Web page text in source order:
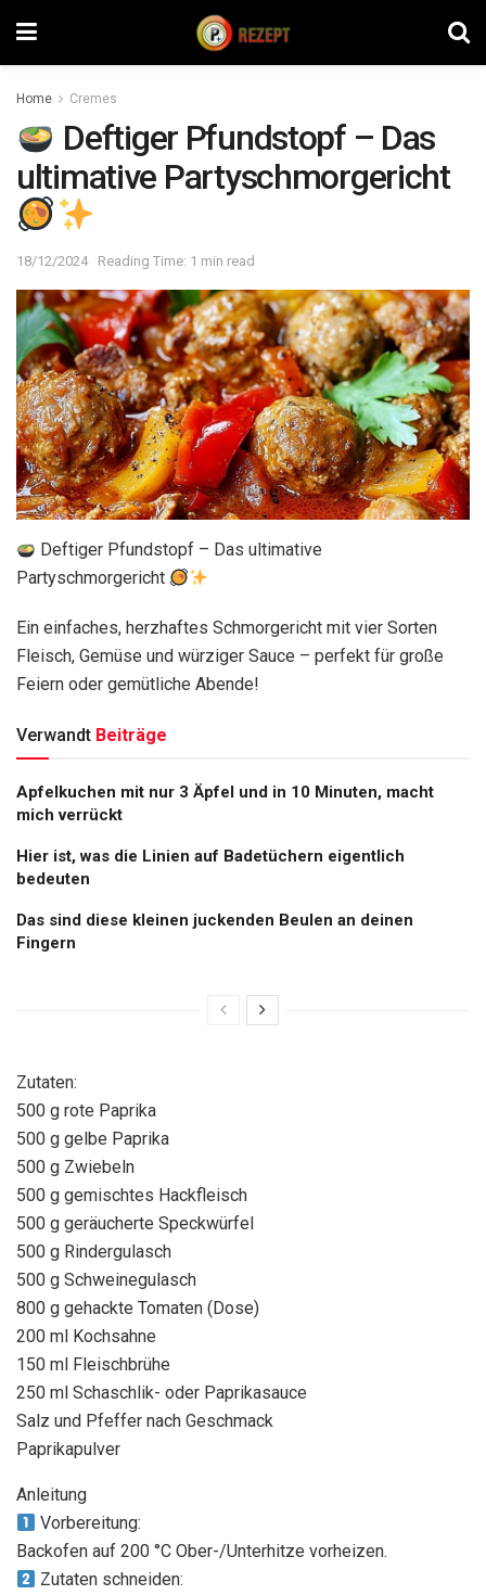
Home Cremes
Deftiger Pfundstopf – Das
ultimative Partyschmorgericht
18/12/2024 Reading Time: 1 min read
Deftiger Pfundstopf – Das ultimative
Partyschmorgericht
Ein einfaches, herzhaftes Schmorgericht mit vier Sorten
Fleisch, Gemüse und würziger Sauce – perfekt für große
Feiern oder gemütliche Abende!
Verwandt Beiträge
Apfelkuchen mit nur 3 Äpfel und in 10 Minuten, macht
mich verrückt
Hier ist, was die Linien auf Badetüchern eigentlich
bedeuten
Das sind diese kleinen juckenden Beulen an deinen
Fingern
Zutaten:
500 g rote Paprika
500 g gelbe Paprika
500 g Zwiebeln
500 g gemischtes Hackfleisch
500 g geräucherte Speckwürfel
500 g Rindergulasch
500 g Schweinegulasch
800 g gehackte Tomaten (Dose)
200 ml Kochsahne
150 ml Fleischbrühe
250 ml Schaschlik- oder Paprikasauce
Salz und Pfeffer nach Geschmack
Paprikapulver
Anleitung
Vorbereitung:
Backofen auf 200 °C Ober-/Unterhitze vorheizen.
Zutaten schneiden: